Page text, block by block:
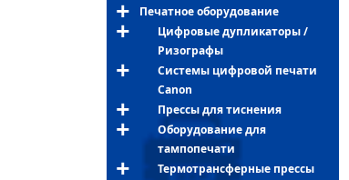
Печатное оборудование
Цифровые дупликаторы /
Ризографы
Системы цифровой печати
Canon
Прессы для тиснения
Оборудование для
тампопечати
Термотрансферные прессы